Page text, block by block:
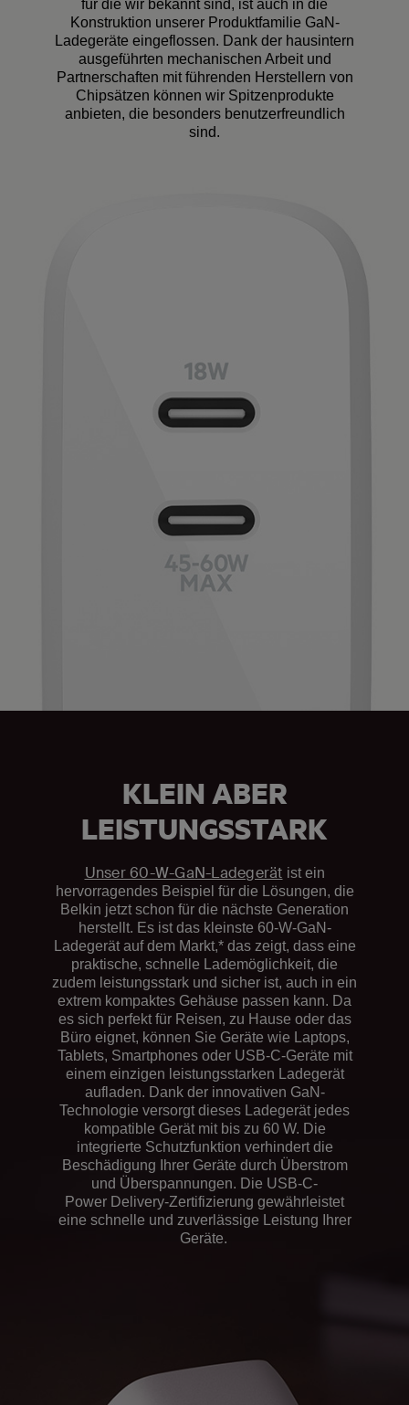
für die wir bekannt sind, ist auch in die
Konstruktion unserer Produktfamilie GaN-
Ladegeräte eingeflossen. Dank der hausintern
ausgeführten mechanischen Arbeit und
Partnerschaften mit führenden Herstellern von
Chipsätzen können wir Spitzenprodukte
anbieten, die besonders benutzerfreundlich
sind.
KLEIN ABER
LEISTUNGSSTARK
Unser 60-W-GaN-Ladegerät ist ein
hervorragendes Beispiel für die Lösungen, die
Belkin jetzt schon für die nächste Generation
herstellt. Es ist das kleinste 60-W-GaN-
Ladegerät auf dem Markt,* das zeigt, dass eine
praktische, schnelle Lademöglichkeit, die
zudem leistungsstark und sicher ist, auch in ein
extrem kompaktes Gehäuse passen kann. Da
es sich perfekt für Reisen, zu Hause oder das
Büro eignet, können Sie Geräte wie Laptops,
Tablets, Smartphones oder USB-C-Geräte mit
einem einzigen leistungsstarken Ladegerät
aufladen. Dank der innovativen GaN-
Technologie versorgt dieses Ladegerät jedes
kompatible Gerät mit bis zu 60 W. Die
integrierte Schutzfunktion verhindert die
Beschädigung Ihrer Geräte durch Überstrom
und Überspannungen. Die USB-C-
Power Delivery-Zertifizierung gewährleistet
eine schnelle und zuverlässige Leistung Ihrer
Geräte.